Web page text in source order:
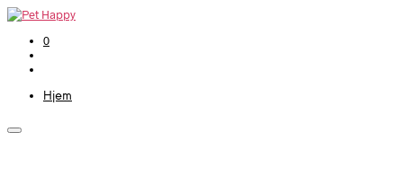
0
Hjem